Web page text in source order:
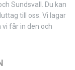
Sundsvall. Du kan
till oss. Vi lagar
får in den och